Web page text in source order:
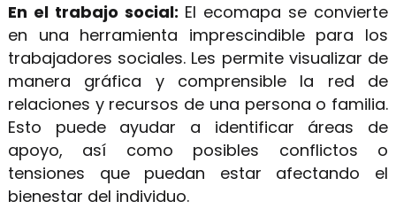
En el trabajo social: El ecomapa se convierte
en una herramienta imprescindible para los
trabajadores sociales. Les permite visualizar de
manera gráfica y comprensible la red de
relaciones y recursos de una persona o familia.
Esto puede ayudar a identificar áreas de
apoyo, así como posibles conflictos o
tensiones que puedan estar afectando el
bienestar del individuo.